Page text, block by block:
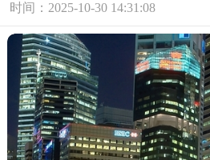
时间：2025-10-30 14:31:08